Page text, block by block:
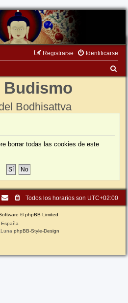
Identificarse
Registrarse
Budismo
Bodhisattva
borrar todas las cookies de este
Todos los horarios son UTC+02:00
© phpBB Limited
phpBB-Style-Design